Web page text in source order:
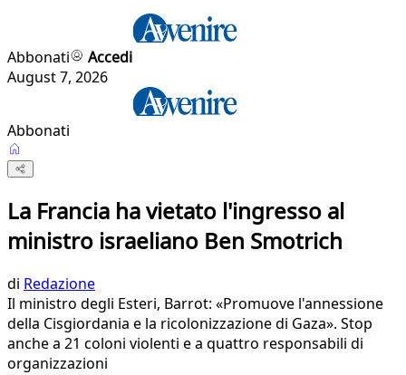
Abbonati
Accedi
August 7, 2026
Abbonati
La Francia ha vietato l'ingresso al
ministro israeliano Ben Smotrich
di Redazione
Il ministro degli Esteri, Barrot: «Promuove l'annessione
della Cisgiordania e la ricolonizzazione di Gaza». Stop
anche a 21 coloni violenti e a quattro responsabili di
organizzazioni